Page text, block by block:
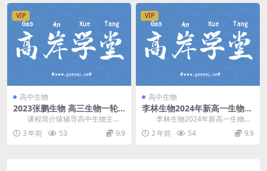
VIP
高中生物
2023张鹏生物 高三生物一轮
下篇秋季S班视频课程
课程简介猿辅导高中生物主讲
张鹏2023年高考生物复习一轮下篇
秋季班，难度S...
3 年前 53 9.9
VIP
高中生物
李林生物2024年新高一生物全
年同步课(27届) 百度网盘分享
李林生物2024年新高一生物全
年同步课(27届)，全方位覆盖高一
必修一和必修...
2 年前 54 9.9